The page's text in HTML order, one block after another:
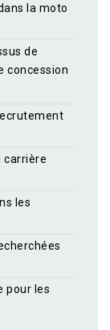
la moto
de
concession
carrière
les
pour les